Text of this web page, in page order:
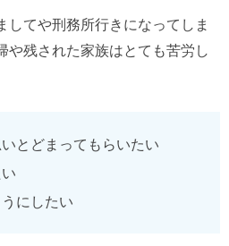
してや刑務所行きになってしま
や残された家族はとても苦労し
とどまってもらいたい
にしたい